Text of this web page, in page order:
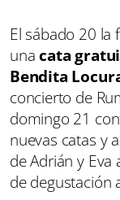
El sábado 20 la
unacata
Bendita
concierto de
domingo 21
nuevas catas y
de Adrián y
de degustación